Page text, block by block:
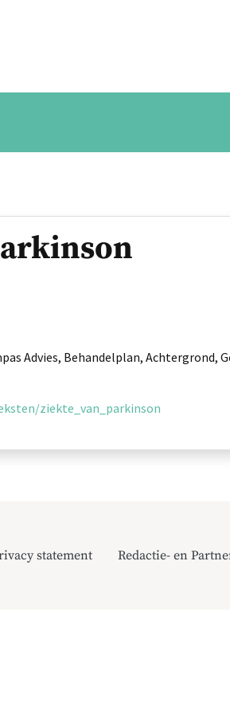
Advies, Behandelplan, Achtergrond,
ziekte_van_parkinson
statement Redactie- en